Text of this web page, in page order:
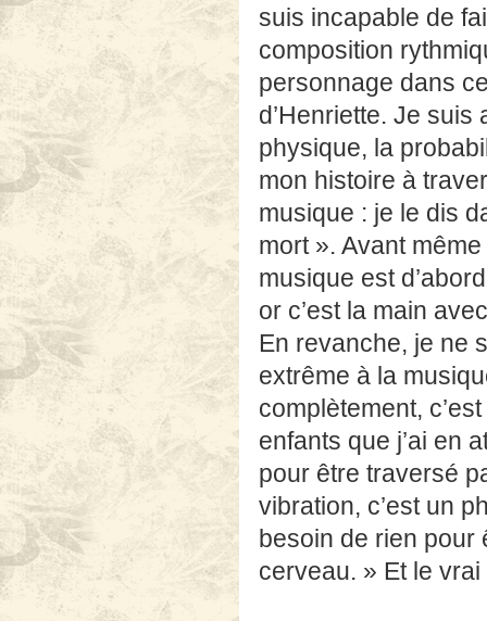
suis incapable de
composition
personnage dans
d’Henriette. Je
physique, la
mon histoire à
musique : je le dis
mort ». Avant
musique est
or c’est la main
En revanche, je ne
extrême à la
complètement,
enfants que j’ai en
pour être traversé
vibration, c’est un
besoin de rien pour
cerveau. » Et le